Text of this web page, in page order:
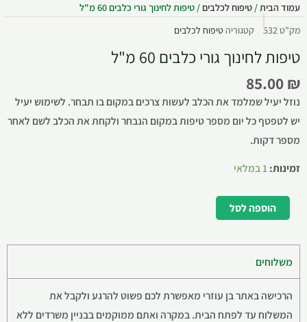
עמוד הבית/ טיפוח לכלבים / טיפות לחינוך גורי כלבים 60 מ"ל
מק"ט532 קטגוריה טיפוח לכלבים
טיפות לחינוך גורי כלבים 60 מ"ל
85.00₪
נוזל יעיל שמלמד את הכלב לעשות צרכים במקום בו תבחר. לשימוש יעיל
יש לטפטף כל יום מספר טיפות במקום הנבחר ולקחת את הכלב לשם לאחר
מספר דקות.
זמינות: 1 במלאי
הוספה לסל
משלוחים
הרכישה באתר בן עוזרי מאפשרת לכם פשוט להרגע ולקבל את
המשלוח עד לפתח הבית. במקרה ואתם ממוקמים בבניין משרדים ללא